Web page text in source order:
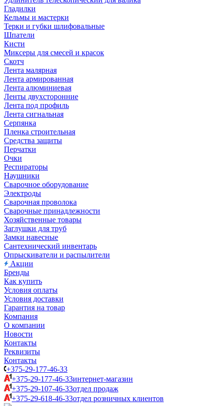
Гладилки
Кельмы и мастерки
Терки и губки шлифовальные
Шпатели
Кисти
Миксеры для смесей и красок
Скотч
Лента малярная
Лента армированная
Лента алюминиевая
Ленты двухсторонние
Лента под профиль
Лента сигнальная
Серпянка
Пленка строительная
Средства защиты
Перчатки
Очки
Респираторы
Наушники
Сварочное оборудование
Электроды
Сварочная проволока
Сварочные принадлежности
Хозяйственные товары
Заглушки для труб
Замки навесные
Сантехнический инвентарь
Опрыскиватели и распылители
Акции
Бренды
Как купить
Условия оплаты
Условия доставки
Гарантия на товар
Компания
О компании
Новости
Контакты
Реквизиты
Контакты
+375-29-177-46-33
+375-29-177-46-33интернет-магазин
+375-29-107-46-33отдел продаж
+375-29-618-46-33отдел розничных клиентов